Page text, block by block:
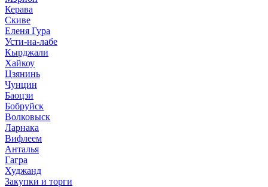
Керава
Скиве
Еленя Гура
Усти-на-лабе
Кырджали
Хайкоу
Цзянинь
Чунцин
Баоцзи
Бобруйск
Волковыск
Ларнака
Вифлеем
Анталья
Гагра
Худжанд
Закупки и торги